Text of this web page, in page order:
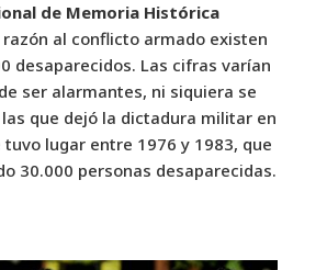
de Memoria Histórica
al conflicto armado existen
desaparecidos. Las cifras varían
ser alarmantes, ni siquiera se
que dejó la dictadura militar en
lugar entre 1976 y 1983, que
30.000 personas desaparecidas.